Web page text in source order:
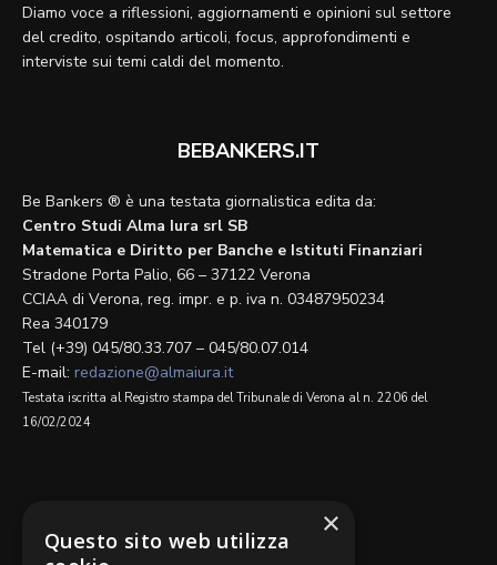
Diamo voce a riflessioni, aggiornamenti e opinioni sul settore
del credito, ospitando articoli, focus, approfondimenti e
interviste sui temi caldi del momento.
BEBANKERS.IT
Be Bankers ® è una testata giornalistica edita da:
Centro Studi Alma Iura srl SB
Matematica e Diritto per Banche e Istituti Finanziari
Stradone Porta Palio, 66 – 37122 Verona
CCIAA di Verona, reg. impr. e p. iva n. 03487950234
Rea 340179
Tel (+39) 045/80.33.707 – 045/80.07.014
E-mail: redazione@almaiura.it
Testata iscritta al Registro stampa del Tribunale di Verona al n. 2206 del
16/02/2024
×
Questo sito web utilizza